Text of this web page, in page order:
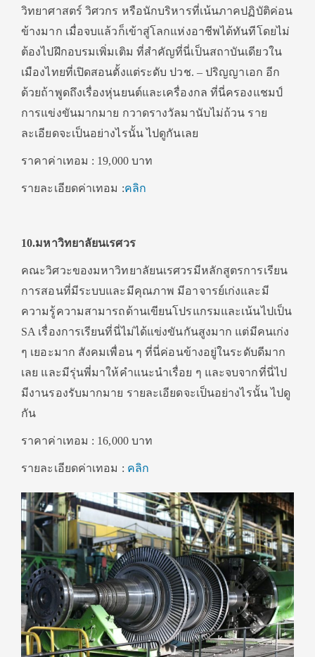
วิทยาศาสตร์ วิศวกร หรือนักบริหารที่เน้นภาคปฏิบัติค่อน
ข้างมาก เมื่อจบแล้วก็เข้าสู่โลกแห่งอาชีพได้ทันทีโดยไม่
ต้องไปฝึกอบรมเพิ่มเติม ที่สำคัญที่นี่เป็นสถาบันเดียวใน
เมืองไทยที่เปิดสอนตั้งแต่ระดับ ปวช. – ปริญญาเอก อีก
ด้วยถ้าพูดถึงเรื่องหุ่นยนต์และเครื่องกล ที่นี่ครองแชมป์
การแข่งขันมากมาย กวาดรางวัลมานับไม่ถ้วน ราย
ละเอียดจะเป็นอย่างไรนั้น ไปดูกันเลย
ราคาค่าเทอม : 19,000 บาท
รายละเอียดค่าเทอม :คลิก
10.มหาวิทยาลัยนเรศวร
คณะวิศวะของมหาวิทยาลัยนเรศวรมีหลักสูตรการเรียน
การสอนที่มีระบบและมีคุณภาพ มีอาจารย์เก่งและมี
ความรู้ความสามารถด้านเขียนโปรแกรมและเน้นไปเป็น
SA เรื่องการเรียนที่นี่ไม่ได้แข่งขันกันสูงมาก แต่มีคนเก่ง
ๆ เยอะมาก สังคมเพื่อน ๆ ที่นี่ค่อนข้างอยู่ในระดับดีมาก
เลย และมีรุ่นพี่มาให้คำแนะนำเรื่อย ๆ และจบจากที่นี่ไป
มีงานรองรับมากมาย รายละเอียดจะเป็นอย่างไรนั้น ไปดู
กัน
ราคาค่าเทอม : 16,000 บาท
รายละเอียดค่าเทอม : คลิก